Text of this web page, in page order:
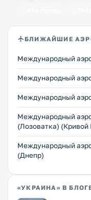
БЛИЖАЙШИЕ
Международный
Международный
Международный
Международный
(Лозоватка) (Кривой
Международный
(Днепр)
«УКРАИНА» В